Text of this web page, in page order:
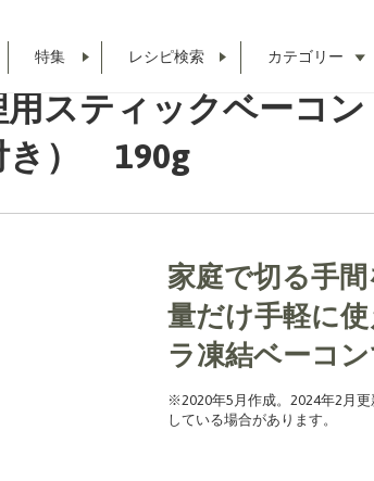
特集 レシピ検索 カテゴリー
用スティックベーコ
き） 190g
家庭で切る手
量だけ手軽に
ラ凍結ベーコ
※2020年5月作成。2024年2月
している場合があります。